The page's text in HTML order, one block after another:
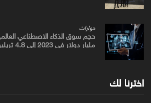
حوارات
مليار
اخترنا لك